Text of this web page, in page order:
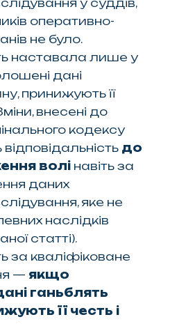
оперативно-
не було.
наставала лише у
дані
принижують її
внесені до
кодексу
до
волі навіть за
даних
яке не
наслідків
статті).
за кваліфіковане
— якщо
ганьблять
її честь і